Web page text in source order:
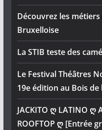
Découvrez les
Bruxelloise
La STIB teste des
Le Festival Théâtres
19e édition au Bois de
JACKITO ღ LATINO ღ
ROOFTOP ღ [Entrée